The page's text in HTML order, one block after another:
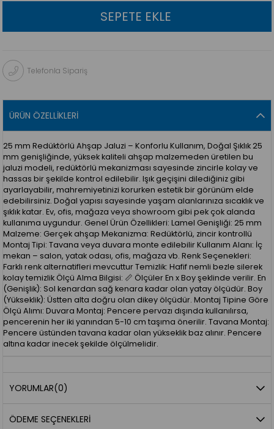
Telefonla Sipariş
ÜRÜN ÖZELLIKLERI
25 mm Redüktörlü Ahşap Jaluzi – Konforlu Kullanım, Doğal Şıklık 25
mm genişliğinde, yüksek kaliteli ahşap malzemeden üretilen bu
jaluzi modeli, redüktörlü mekanizması sayesinde zincirle kolay ve
hassas bir şekilde kontrol edilebilir. Işık geçişini dilediğiniz gibi
ayarlayabilir, mahremiyetinizi korurken estetik bir görünüm elde
edebilirsiniz. Doğal yapısı sayesinde yaşam alanlarınıza sıcaklık ve
şıklık katar. Ev, ofis, mağaza veya showroom gibi pek çok alanda
kullanıma uygundur. Genel Ürün Özellikleri: Lamel Genişliği: 25 mm
Malzeme: Gerçek ahşap Mekanizma: Redüktörlü, zincir kontrollü
Montaj Tipi: Tavana veya duvara monte edilebilir Kullanım Alanı: İç
mekan – salon, yatak odası, ofis, mağaza vb. Renk Seçenekleri:
Farklı renk alternatifleri mevcuttur Temizlik: Hafif nemli bezle silerek
kolay temizlik Ölçü Alma Bilgisi: 📏 Ölçüler En x Boy şeklinde verilir. En
(Genişlik): Sol kenardan sağ kenara kadar olan yatay ölçüdür. Boy
(Yükseklik): Üstten alta doğru olan dikey ölçüdür. Montaj Tipine Göre
Ölçü Alımı: Duvara Montaj: Pencere pervazı dışında kullanılırsa,
pencerenin her iki yanından 5-10 cm taşıma önerilir. Tavana Montaj:
Pencere üstünden tavana kadar olan yükseklik baz alınır. Pencere
altına kadar inecek şekilde ölçülmelidir.
YORUMLAR(0)
ÖDEME SEÇENEKLERI